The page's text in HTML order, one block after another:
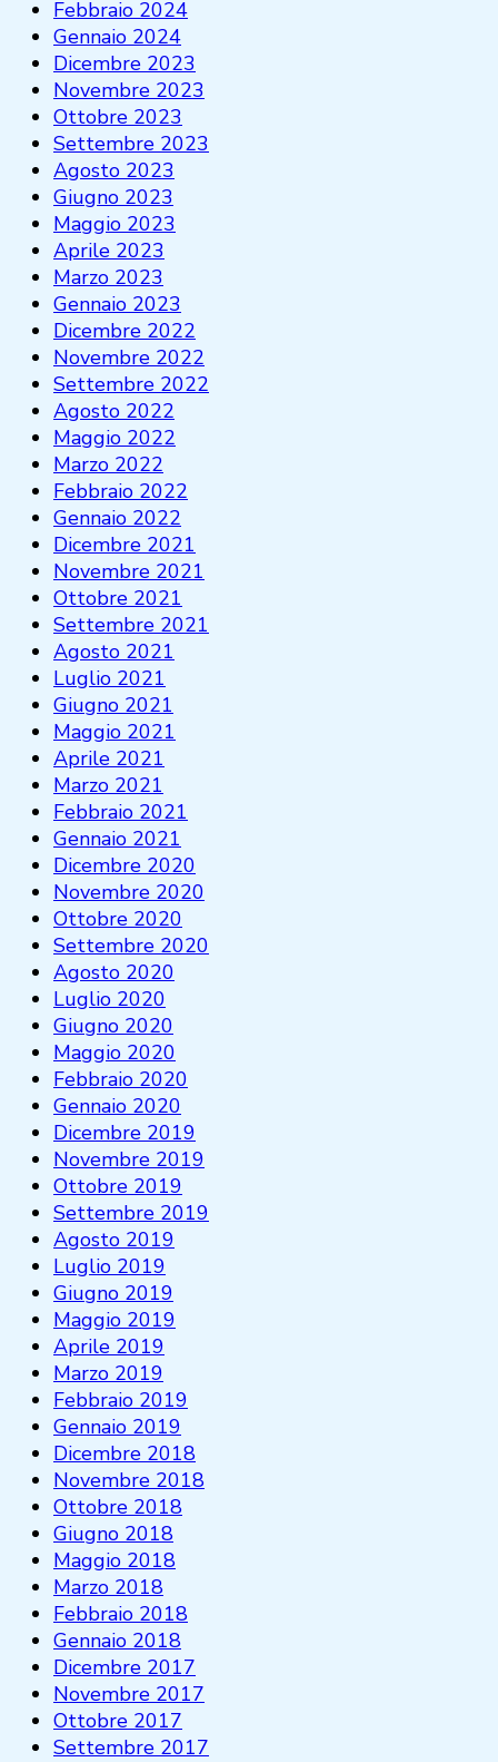
Febbraio 2024
Gennaio 2024
Dicembre 2023
Novembre 2023
Ottobre 2023
Settembre 2023
Agosto 2023
Giugno 2023
Maggio 2023
Aprile 2023
Marzo 2023
Gennaio 2023
Dicembre 2022
Novembre 2022
Settembre 2022
Agosto 2022
Maggio 2022
Marzo 2022
Febbraio 2022
Gennaio 2022
Dicembre 2021
Novembre 2021
Ottobre 2021
Settembre 2021
Agosto 2021
Luglio 2021
Giugno 2021
Maggio 2021
Aprile 2021
Marzo 2021
Febbraio 2021
Gennaio 2021
Dicembre 2020
Novembre 2020
Ottobre 2020
Settembre 2020
Agosto 2020
Luglio 2020
Giugno 2020
Maggio 2020
Febbraio 2020
Gennaio 2020
Dicembre 2019
Novembre 2019
Ottobre 2019
Settembre 2019
Agosto 2019
Luglio 2019
Giugno 2019
Maggio 2019
Aprile 2019
Marzo 2019
Febbraio 2019
Gennaio 2019
Dicembre 2018
Novembre 2018
Ottobre 2018
Giugno 2018
Maggio 2018
Marzo 2018
Febbraio 2018
Gennaio 2018
Dicembre 2017
Novembre 2017
Ottobre 2017
Settembre 2017